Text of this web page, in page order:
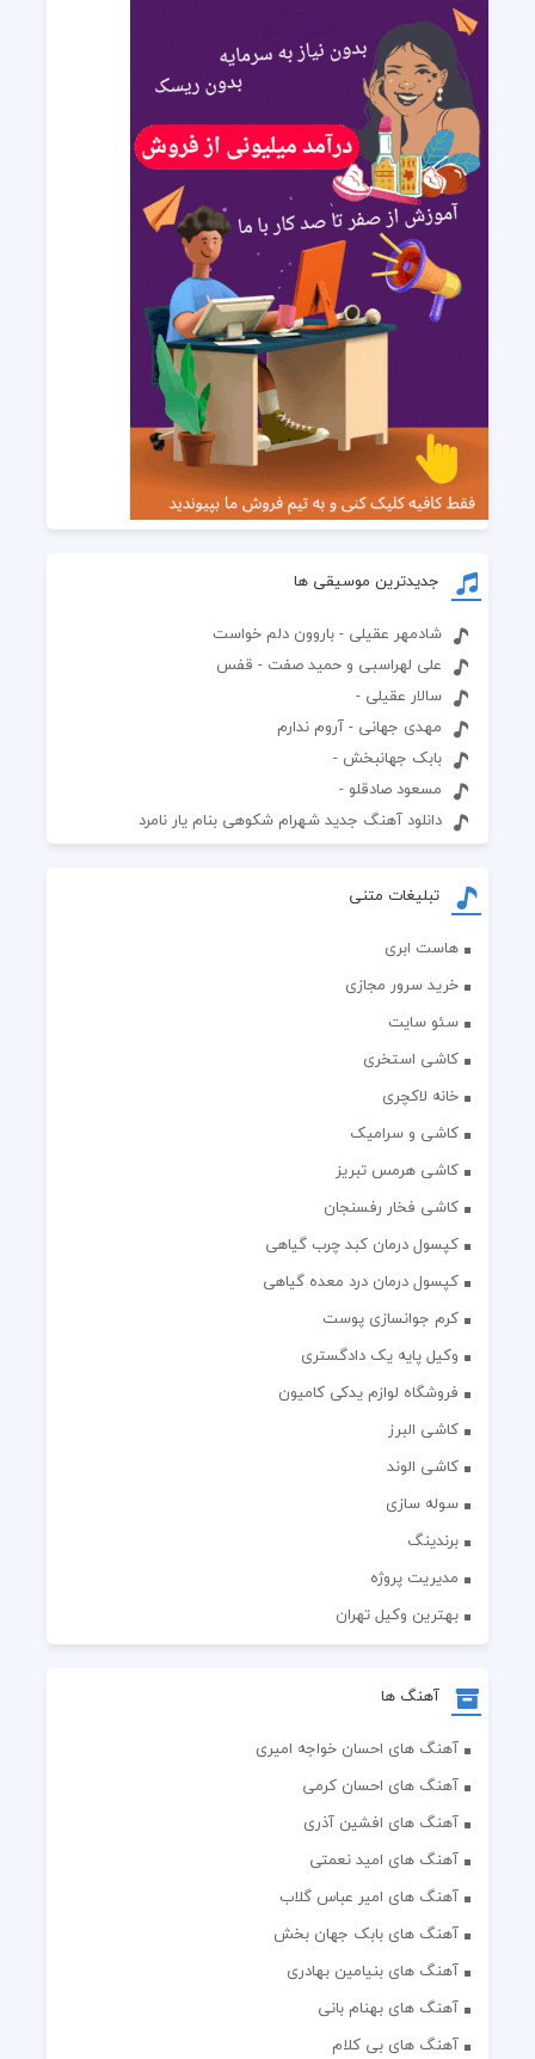
جدیدترین موسیقی ها
شادمهر عقیلی - باروون دلم خواست
علی لهراسبی و حمید صفت - قفس
سالار عقیلی -
مهدی جهانی - آروم ندارم
بابک جهانبخش -
مسعود صادقلو -
دانلود آهنگ جدید شهرام شکوهی بنام یار نامرد
تبلیغات متنی
هاست ابری
خرید سرور مجازی
سئو سایت
کاشی استخری
خانه لاکچری
کاشی و سرامیک
کاشی هرمس تبریز
کاشی فخار رفسنجان
کپسول درمان کبد چرب گیاهی
کپسول درمان درد معده گیاهی
کرم جوانسازی پوست
وکیل پایه یک دادگستری
فروشگاه لوازم یدکی کامیون
کاشی البرز
کاشی الوند
سوله سازی
برندینگ
مدیریت پروژه
بهترین وکیل تهران
آهنگ ها
آهنگ های احسان خواجه امیری
آهنگ های احسان کرمی
آهنگ های افشین آذری
آهنگ های امید نعمتی
آهنگ های امیر عباس گلاب
آهنگ های بابک جهان بخش
آهنگ های بنیامین بهادری
آهنگ های بهنام بانی
آهنگ های بی کلام